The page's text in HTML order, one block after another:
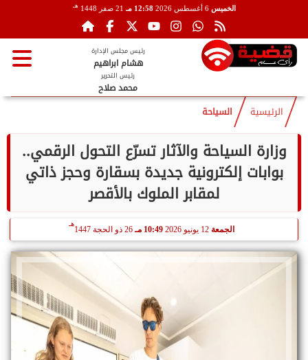
الخميس 6 أغسطس 2026 12:58 مـ 21 صفر 1448 هـ
رئيس مجلس الإدارة
هشام ابراهيم
رئيس التحرير
محمد صلاح
الرئيسية السياحة
وزارة السياحة والآثار تسرّع التحول الرقمي..
بوابات إلكترونية جديدة بسقارة وحجز ذاتي
لمقابر الملوك بالأقصر
الجمعة 12 يونيو 2026 10:49 مـ 26 ذو الحجة 1447
هـ